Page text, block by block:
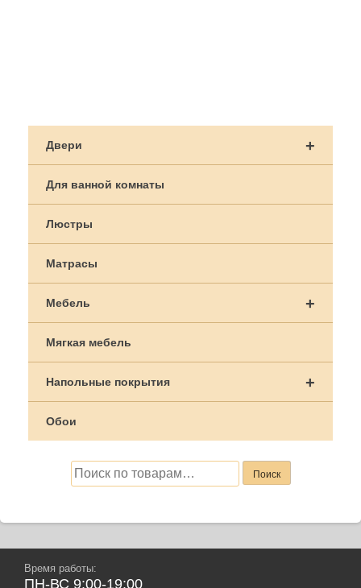
по
записям
+
Двери
Для ванной комнаты
Люстры
Матрасы
+
Мебель
Мягкая мебель
+
Напольные покрытия
Обои
Искать: Поиск
Время работы:
ПН-ВС 9:00-19:00